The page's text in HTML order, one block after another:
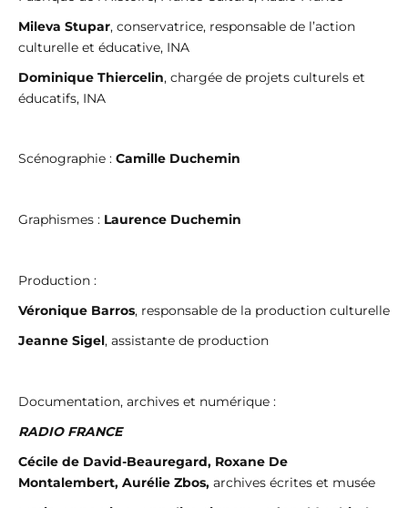
Mileva Stupar, conservatrice, responsable de l’action
culturelle et éducative, INA
Dominique Thiercelin, chargée de projets culturels et
éducatifs, INA
Scénographie : Camille Duchemin
Graphismes : Laurence Duchemin
Production :
Véronique Barros, responsable de la production culturelle
Jeanne Sigel, assistante de production
Documentation, archives et numérique :
RADIO FRANCE
Cécile de David-Beauregard, Roxane De
Montalembert, Aurélie Zbos, archives écrites et musée